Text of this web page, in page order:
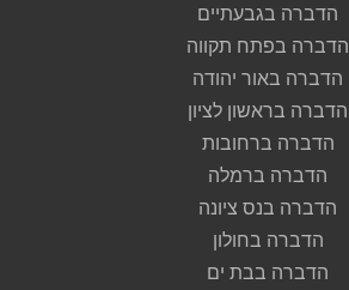
הדברה בגבעתיים
הדברה בפתח תקווה
הדברה באור יהודה
הדברה בראשון לציון
הדברה ברחובות
הדברה ברמלה
הדברה בנס ציונה
הדברה בחולון
הדברה בבת ים